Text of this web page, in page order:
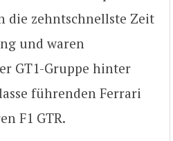
die zehntschnellste Zeit
und waren
GT1-Gruppe hinter
führenden Ferrari
F1 GTR.